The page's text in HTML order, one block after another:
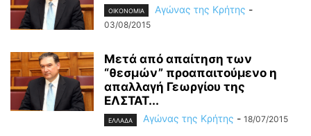
OIKONOMIA Αγώνας της Κρήτης -
03/08/2015
Μετά από απαίτηση των
“θεσμών” προαπαιτούμενο η
απαλλαγή Γεωργίου της
ΕΛΣΤΑΤ...
ΕΛΛΑΔΑ Αγώνας της Κρήτης - 18/07/2015